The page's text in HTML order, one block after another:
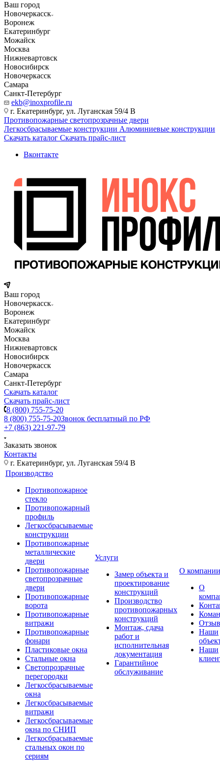
Ваш город
Новочеркасск
Воронеж
Екатеринбург
Можайск
Москва
Нижневартовск
Новосибирск
Новочеркасск
Самара
Санкт-Петербург
ekb@inoxprofile.ru
г. Екатеринбург, ул. Луганская 59/4 В
Противопожарные светопрозрачные двери
Легкосбрасываемые конструкции Алюминиевые конструкции
Скачать каталог Скачать прайс-лист
Вконтакте
Ваш город
Новочеркасск
Воронеж
Екатеринбург
Можайск
Москва
Нижневартовск
Новосибирск
Новочеркасск
Самара
Санкт-Петербург
Скачать каталог
Скачать прайс-лист
8 (800) 755-75-20
8 (800) 755-75-20Звонок бесплатный по РФ
+7 (863) 221-97-79
Заказать звонок
Контакты
г. Екатеринбург, ул. Луганская 59/4 В
Производство
Противопожарное
стекло
Противопожарный
профиль
Легкосбрасываемые
конструкции
Противопожарные
металлические
двери
Противопожарные
светопрозрачные
двери
Противопожарные
ворота
Противопожарные
витражи
Противопожарные
фонари
Пластиковые окна
Стальные окна
Светопрозрачные
перегородки
Легкосбрасываемые
окна
Легкосбрасываемые
витражи
Легкосбрасываемые
окна по СНИП
Легкосбрасываемые
стальных окон по
сериям
Услуги
Замер объекта и
проектирование
конструкций
Производство
противопожарных
конструкций
Монтаж, сдача
работ и
исполнительная
документация
Гарантийное
обслуживание
О компании
О
Наши
Наши